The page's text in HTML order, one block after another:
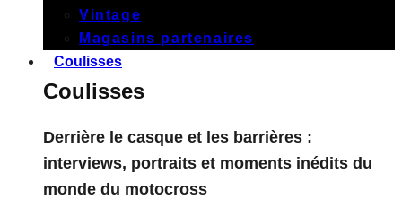
Vintage
Magasins partenaires
Coulisses
Coulisses
Derrière le casque et les barrières :
interviews, portraits et moments inédits du
monde du motocross